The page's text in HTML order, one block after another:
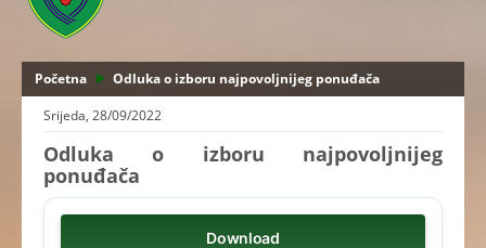
Početna
Odluka o izboru najpovoljnijeg ponuđača
Srijeda, 28/09/2022
Odluka o izboru najpovoljnijeg
ponuđača
Download